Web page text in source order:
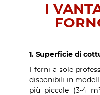
I
1. Superficie di
I forni a sole
disponibili in
più piccole (3-4